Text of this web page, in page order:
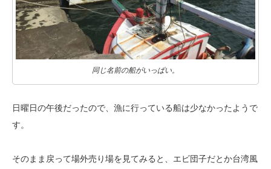
同じ名前の船がいっぱい。
日曜日の午後だったので、漁に行っている船は少なかったようで
す。
そのまま戻って場外売り場を見てみると、エビ団子だとか台湾風